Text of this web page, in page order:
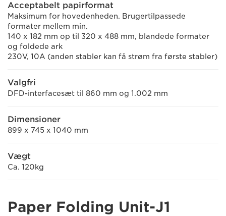
Acceptabelt papirformat
Maksimum for hovedenheden. Brugertilpassede
formater mellem min.
140 x 182 mm op til 320 x 488 mm, blandede formater
og foldede ark
230V, 10A (anden stabler kan få strøm fra første stabler)
Valgfri
DFD-interfacesæt til 860 mm og 1.002 mm
Dimensioner
899 x 745 x 1040 mm
Vægt
Ca. 120kg
Paper Folding Unit-J1